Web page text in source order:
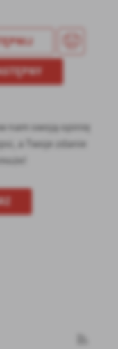
nam swoją opinię
a Twoje zdanie